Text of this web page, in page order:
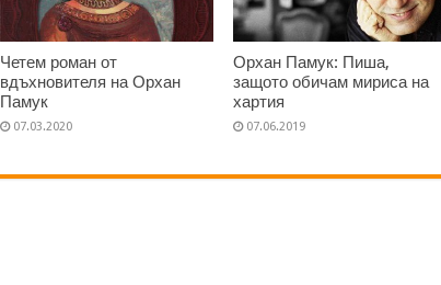
Четем роман от
вдъхновителя на Орхан
Памук
07.03.2020
Орхан Памук: Пиша,
защото обичам мириса на
хартия
07.06.2019